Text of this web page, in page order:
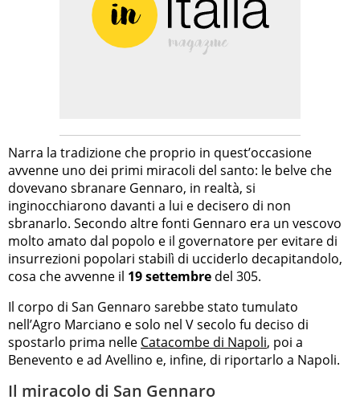
Narra la tradizione che proprio in quest’occasione
avvenne uno dei primi miracoli del santo: le belve che
dovevano sbranare Gennaro, in realtà, si
inginocchiarono davanti a lui e decisero di non
sbranarlo. Secondo altre fonti Gennaro era un vescovo
molto amato dal popolo e il governatore per evitare di
insurrezioni popolari stabilì di ucciderlo decapitandolo,
cosa che avvenne il 19 settembre del 305.
Il corpo di San Gennaro sarebbe stato tumulato
nell’Agro Marciano e solo nel V secolo fu deciso di
spostarlo prima nelle Catacombe di Napoli, poi a
Benevento e ad Avellino e, infine, di riportarlo a Napoli.
Il miracolo di San Gennaro